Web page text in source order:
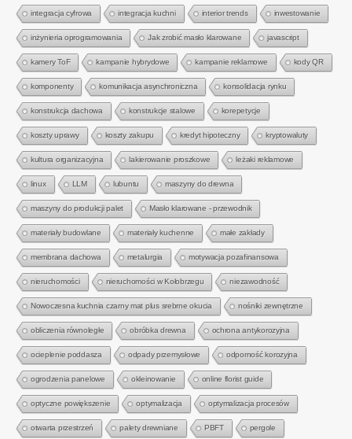
integracja cyfrowa integracja kuchni interior trends inwestowanie
inżynieria oprogramowania Jak zrobić masło klarowane javascript
kamery ToF kampanie hybrydowe kampanie reklamowe kody QR
komponenty komunikacja asynchroniczna konsolidacja rynku
konstrukcja dachowa konstrukcje stalowe korepetycje
koszty uprawy koszty zakupu kredyt hipoteczny kryptowaluty
kultura organizacyjna lakierowanie proszkowe leżaki reklamowe
linux LLM lubuntu maszyny do drewna
maszyny do produkcji palet Masło klarowane - przewodnik
materiały budowlane materiały kuchenne małe zakłady
membrana dachowa metalurgia motywacja pozafinansowa
nieruchomości nieruchomości w Kołobrzegu niezawodność
Nowoczesna kuchnia czarny mat plus srebrne okucia nośniki zewnętrzne
obliczenia równoległe obróbka drewna ochrona antykorozyjna
ocieplenie poddasza odpady przemysłowe odporność korozyjna
ogrodzenia panelowe okleinowanie online florist guide
optyczne powiększenie optymalizacja optymalizacja procesów
otwarta przestrzeń palety drewniane PBFT pergole